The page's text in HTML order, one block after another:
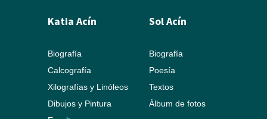
Katia Acín
Biografía
Calcografía
Xilografías y Linóleos
Dibujos y Pintura
Sol Acín
Biografía
Poesía
Textos
Álbum de fotos